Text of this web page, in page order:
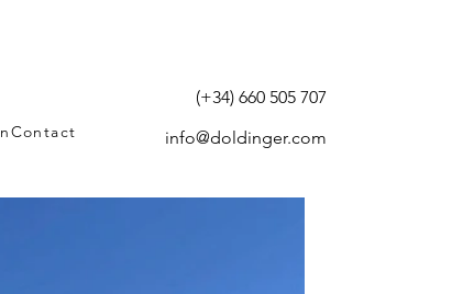
Contact info@doldinger.com
(+34) 660 505 707